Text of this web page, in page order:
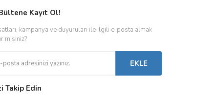
Kayıt Ol!
kampanya ve duyuruları ile ilgili e-posta almak
misiniz?
EKLE
Takip Edin